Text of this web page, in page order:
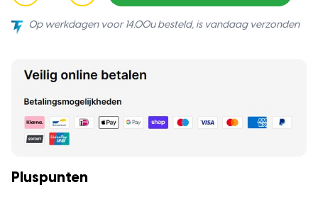
Op werkdagen voor 14.00u besteld, is vandaag verzonden
Pluspunten